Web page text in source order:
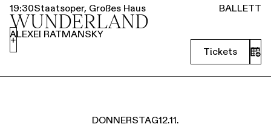
19:30Staatsoper, Großes Haus BALLETT
WUNDERLAND
ALEXEI RATMANSKY
Tickets
+
DONNERSTAG12.11.